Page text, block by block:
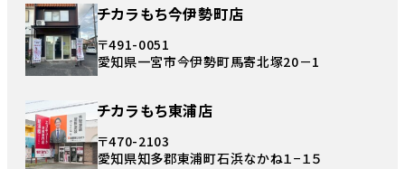
チカラもち今伊勢町店
〒491-0051
愛知県一宮市今伊勢町馬寄北塚20－1
チカラもち東浦店
〒470-2103
愛知県知多郡東浦町石浜なかね１−１５